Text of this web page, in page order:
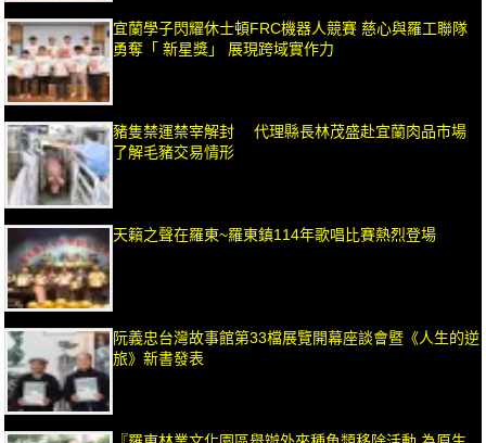
宜蘭學子閃耀休士頓FRC機器人競賽 慈心與羅工聯隊
勇奪「 新星獎」 展現跨域實作力
豬隻禁運禁宰解封 代理縣長林茂盛赴宜蘭肉品市場
了解毛豬交易情形
天籟之聲在羅東~羅東鎮114年歌唱比賽熱烈登場
阮義忠台灣故事館第33檔展覽開幕座談會暨《人生的逆
旅》新書發表